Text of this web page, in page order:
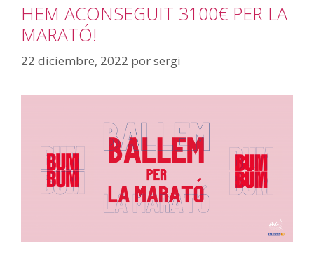
HEM ACONSEGUIT 3100€ PER LA
MARATÓ!
22 diciembre, 2022 porsergi